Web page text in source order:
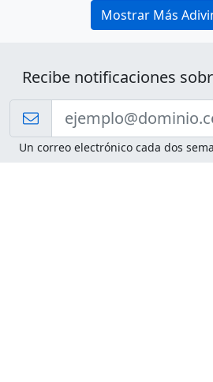
Mostrar Más
Recibe notificaciones
Un correo electrónico cada dos